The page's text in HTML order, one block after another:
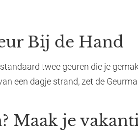
Bij de Hand
twee geuren die je
een dagje strand, zet de
Maak je